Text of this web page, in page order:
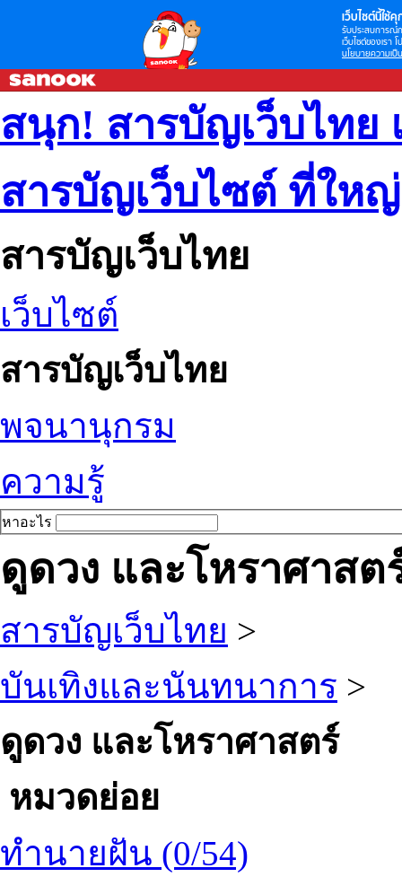
เว็บไซต์นี้ใช้คุ
รับประสบการณ์
เว็บไซต์ของเรา
นโยบายความเป็
สนุก! สารบัญเว็บไทย
สารบัญเว็บไซต์ ที่ให
สารบัญเว็บไทย
เว็บไซต์
สารบัญเว็บไทย
พจนานุกรม
ความรู้
หาอะไร
ดูดวง และโหราศาสต
สารบัญเว็บไทย >
บันเทิงและนันทนาการ >
ดูดวง และโหราศาสตร์
หมวดย่อย
ทำนายฝัน (0/54)